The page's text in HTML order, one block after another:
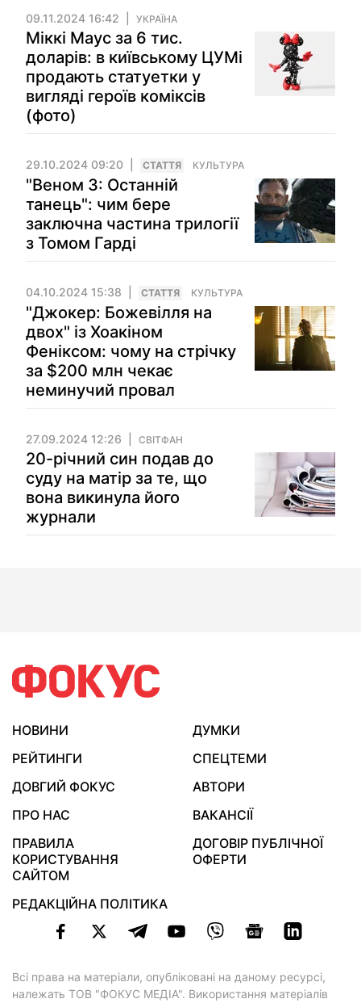
09.11.2024 16:42 УКРАЇНА
Міккі Маус за 6 тис.
доларів: в київському ЦУМі
продають статуетки у
вигляді героїв коміксів
(фото)
29.10.2024 09:20 СТАТТЯ КУЛЬТУРА
"Веном 3: Останній
танець": чим бере
заключна частина трилогії
з Томом Гарді
04.10.2024 15:38 СТАТТЯ КУЛЬТУРА
"Джокер: Божевілля на
двох" із Хоакіном
Феніксом: чому на стрічку
за $200 млн чекає
неминучий провал
27.09.2024 12:26 СВІТФАН
20-річний син подав до
суду на матір за те, що
вона викинула його
журнали
НОВИНИ
ДУМКИ
РЕЙТИНГИ
СПЕЦТЕМИ
ДОВГИЙ ФОКУС
АВТОРИ
ПРО НАС
ВАКАНСІЇ
ПРАВИЛА
КОРИСТУВАННЯ
САЙТОМ
ДОГОВІР ПУБЛІЧНОЇ
ОФЕРТИ
РЕДАКЦІЙНА ПОЛІТИКА
Всі права на матеріали, опубліковані на даному ресурсі,
належать ТОВ "ФОКУС МЕДІА". Використання матеріалів